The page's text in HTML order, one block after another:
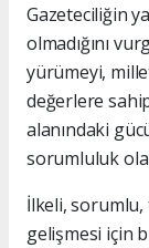
Gazeteciliğin
olmadığını
yürümeyi,
değerlere
alanındaki
sorumluluk
İlkeli,
gelişmesi için